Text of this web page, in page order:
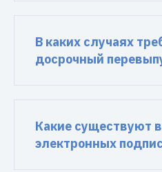
В каких случаях
досрочный
Какие существуют
электронных